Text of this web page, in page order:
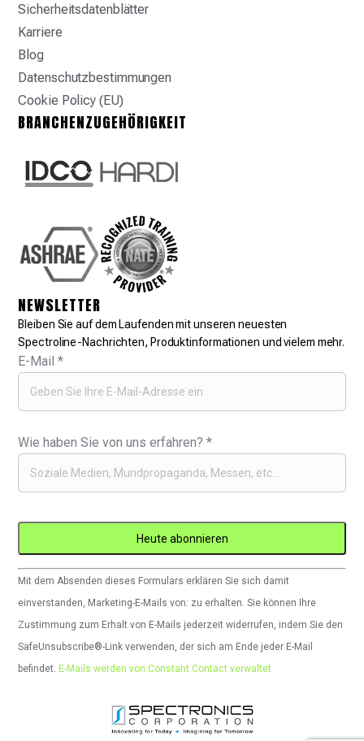
Sicherheitsdatenblätter
Karriere
Blog
Datenschutzbestimmungen
Cookie Policy (EU)
BRANCHENZUGEHÖRIGKEIT
NEWSLETTER
Bleiben Sie auf dem Laufenden mit unseren neuesten
Spectroline-Nachrichten, Produktinformationen und vielem mehr.
E-Mail*
Wie haben Sie von uns erfahren?*
Constant
Contact
verwenden.
Bitte
lassen
Mit dem Absenden dieses Formulars erklären Sie sich damit
einverstanden, Marketing-E-Mails von: zu erhalten. Sie können Ihre
Zustimmung zum Erhalt von E-Mails jederzeit widerrufen, indem Sie den
SafeUnsubscribe®-Link verwenden, der sich am Ende jeder E-Mail
befindet. E-Mails werden von Constant Contact verwaltet